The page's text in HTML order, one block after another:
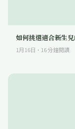
如何挑選適合新生
1月16日 · 16分鐘閱讀